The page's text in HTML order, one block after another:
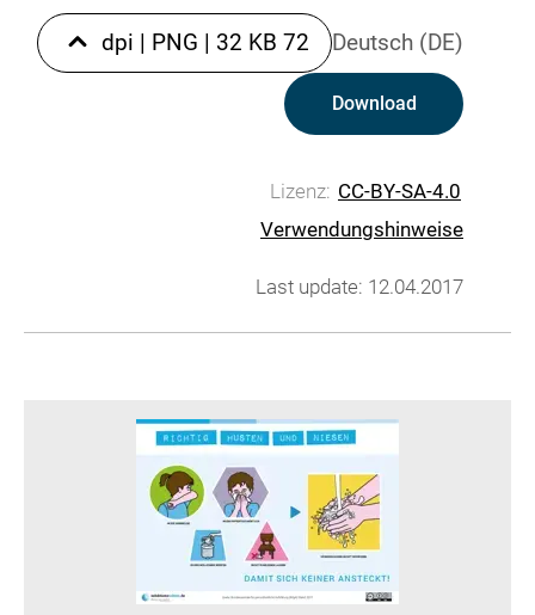
Deutsch (DE)
72 dpi
| PNG | 32 KB
Download
Lizenz: CC-BY-SA-4.0
Verwendungshinweise
Last update: 12.04.2017